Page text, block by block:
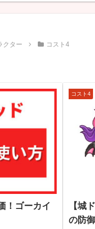
クター コスト4
！ゴーカイ
コスト4
【城
の防